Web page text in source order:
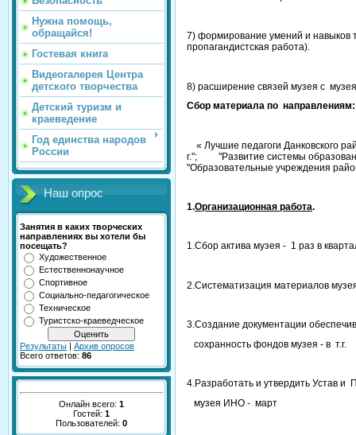
Нужна помощь,
обращайся!
Гостевая книга
Видеогалерея Центра
детского творчества
Детский туризм и
краеведение
Год единства народов
России
Наш опрос
Занятия в каких творческих
направлениях вы хотели бы
посещать?
Художественное
Естественнонаучное
Спортивное
Социально-педагогическое
Техническое
Туристско-краеведческое
Результаты | Архив опросов
Всего ответов: 86
Онлайн всего: 1
Гостей: 1
Пользователей: 0
7) формирование умений и навыков
пропагандистская работа).
8) расширение связей музея с
Сбор материала по направлениям:
« Лучшие педагоги Данковского
г."; "Развитие системы
"Образовательные учреждения
1.Организационная работа.
1.Сбор актива музея - 1 раз в
2.Систематизация материалов
3.Создание документации
сохранность фондов музея - в т.г.
4.Разработать и утвердить Устав и
музея ИНО - март